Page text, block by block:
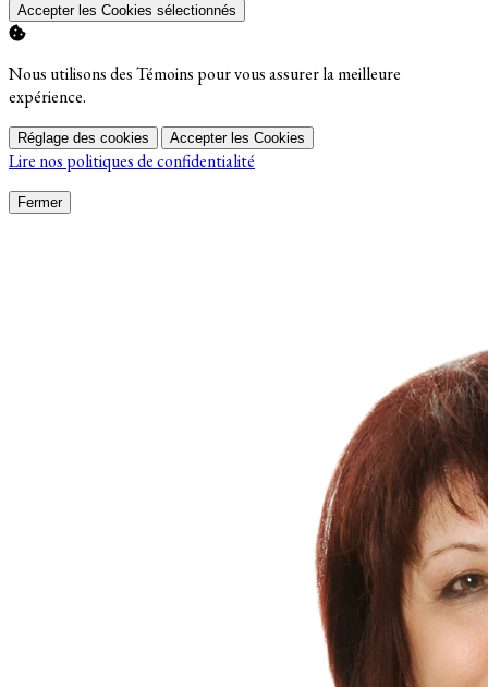
Accepter les Cookies sélectionnés
Nous utilisons des Témoins pour vous assurer la meilleure
expérience.
Réglage des cookies Accepter les Cookies
Lire nos politiques de confidentialité
Fermer